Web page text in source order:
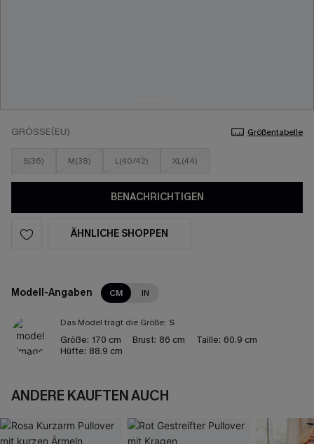
GRÖSSE(EU) Größentabelle
S(36) M(38) L(40/42) XL(44)
BENACHRICHTIGEN
ÄHNLICHE SHOPPEN
Modell-Angaben CM IN
Das Model trägt die Größe: S
Größe: 170 cm Brust: 86 cm Taille: 60.9 cm
Hüfte: 88.9 cm
ANDERE KAUFTEN AUCH